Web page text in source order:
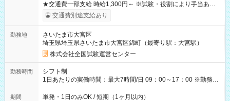
★交通費一部支給 時給1,300円～ ※試験・役割により手当あり
※勤務回数により昇給あり 【即給（前払い）オプションあ
り！】 希望される場合、勤務から1週間ほどで給与の一部を受け
例】 ・河合塾模擬試験 8:30～17:30（休憩1時間） 時給1,300円
×8時間＝日収10,400円＋交通費 ※当日の役割により時給＋100
円の場合あり ・国家試験 7:00～13:30（休憩なし） 時給1,300
円（役割手当＋100円）×6時間＝日収8,400円＋交通費 【試用期
間】試用期間なし
交通費別途支給あり
勤務地
さいたま市大宮区
埼玉県埼玉県さいたま市大宮区錦町（最寄り駅：大宮駅）
株式会社全国試験運営センター
勤務時間
シフト制
1日あたりの実働時間：最大7時間/日 09：00～17：00 ※勤務時
間は 試験により異なります。
期間 単発・1日のみOK / 短期（1ヶ月以内）